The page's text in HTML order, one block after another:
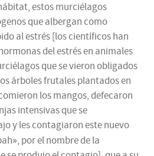
estos murciélagos
que albergan como
al estrés [los científicos han
del estrés en animales
que se vieron obligados
árboles frutales plantados en
los mangos, defecaron
intensivas que se
y les contagiaron este nuevo
», por el nombre de la